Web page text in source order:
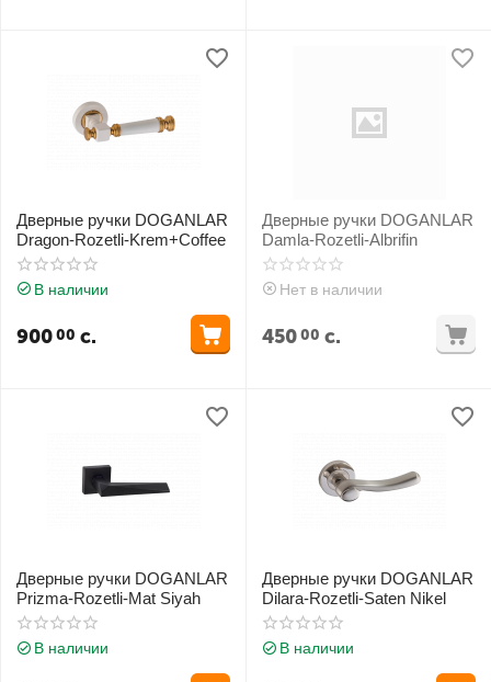
Дверные ручки DOGANLAR
Dragon-Rozetli-Krem+Coffee
В наличии
90000 с.
Дверные ручки DOGANLAR
Damla-Rozetli-Albrifin
Нет в наличии
45000 с.
Дверные ручки DOGANLAR
Prizma-Rozetli-Mat Siyah
В наличии
Дверные ручки DOGANLAR
Dilara-Rozetli-Saten Nikel
В наличии